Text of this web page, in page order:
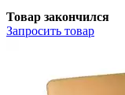
Товар закончился
Запросить товар